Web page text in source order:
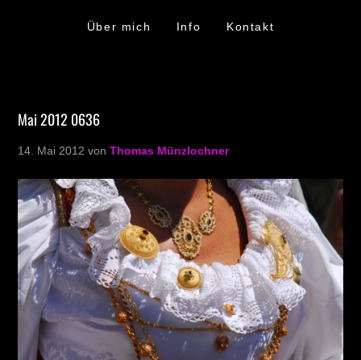
Über mich Info Kontakt
Mai 2012 0636
14. Mai 2012 vonThomas Münzlochner